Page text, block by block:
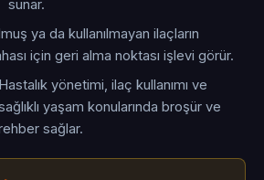
sunar.
ya da kullanılmayan ilaçların
için geri alma noktası işlevi görür.
Hastalık yönetimi, ilaç kullanımı ve
yaşam konularında broşür ve
sağlar.